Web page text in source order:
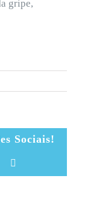
gripe,
Sociais!